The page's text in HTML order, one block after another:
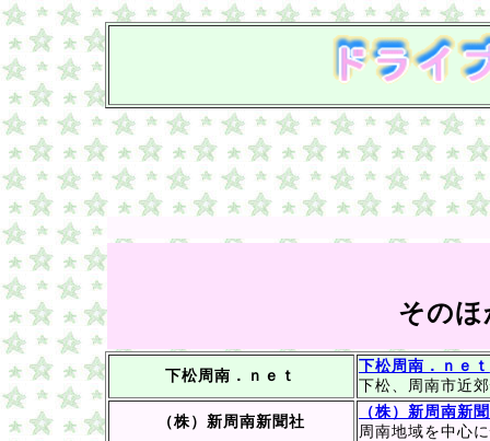
そのほ
下松周南．ｎｅｔ
下松周南．ｎｅｔ
下松、周南市近
（株）新周南新聞社
（株）新周南新
周南地域を中心